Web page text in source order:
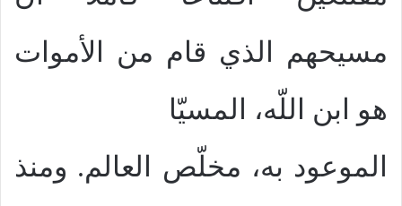
مسيحهم الذي قام من الأموات
هو ابن اللّه، المسيّا
الموعود به، مخلّص العالم. ومنذ